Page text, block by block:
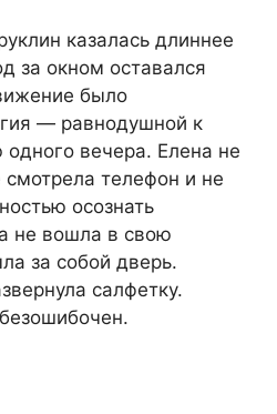
казалась длиннее
за окном оставался
было
— равнодушной к
вечера. Елена не
телефон и не
осознать
не вошла в свою
за собой дверь.
салфетку.